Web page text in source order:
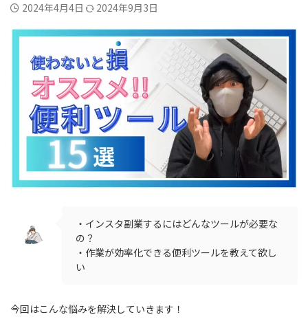
2024年4月4日 2024年9月3日
・インスタ副業するにはどんなツールが必要な
の？
・作業が効率化できる便利ツールを教えて欲し
い
今回はこんな悩みを解決していきます！